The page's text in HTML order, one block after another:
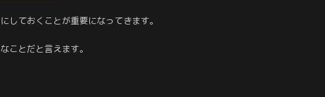
しておくことが重要になってきます。
ことだと言えます。